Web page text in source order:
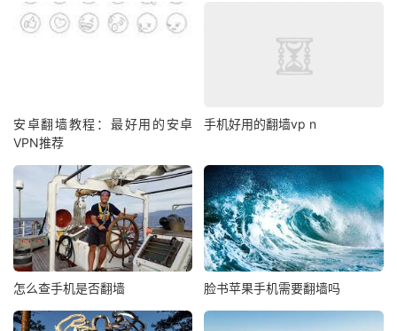
安卓翻墙教程：最好用的安卓
VPN推荐
手机好用的翻墙vp n
怎么查手机是否翻墙 脸书苹果手机需要翻墙吗